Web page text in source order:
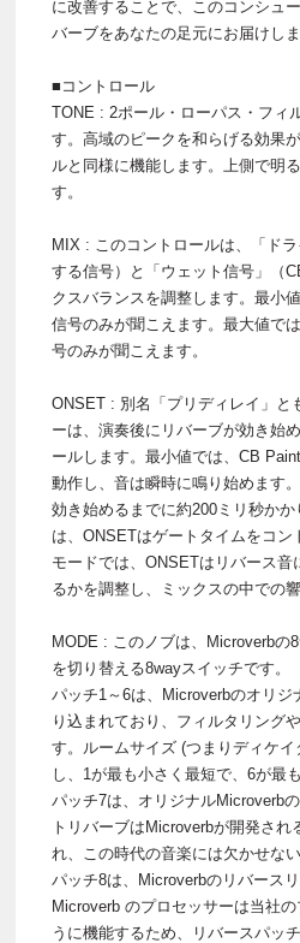
に改善することで、このコンシュ
バーブをあなたの足元にお届けしま
■コントロール
TONE : 2ポール・ローパス・フィ
す。高域のピークを和らげる効果
ルと同様に機能します。上側で明
す。
MIX : このコントロールは、「ド
する信号）と「ウェット信号」（
クスバランスを調整します。最小
信号のみが聞こえます。最大値で
号のみが聞こえます。
ONSET : 別名「プリディレイ」と
ーは、演奏後にリバーブが効き始
ールします。最小値では、CB
動作し、音は瞬時に鳴り始めます
効き始めるまでに約200ミリ秒か
は、ONSETはゲートタイムをコン
モードでは、ONSETはリバース音
るかを調整し、ミックスの中での
MODE : このノブは、Microverbの
を切り替える8wayスイッチです。
パッチ1～6は、Microverbのオリジ
り込まれており、フィルタリング
す。ルームサイズ (つまりディケ
し、1が最も小さく最短で、6が最
パッチ7は、オリジナルMicroverb
トリバーブはMicroverbが開発され
れ、この時代の音楽には欠かせな
パッチ8は、Microverbのリバース
Microverb のプロセッサーは当社
うに機能するため、リバースパッ